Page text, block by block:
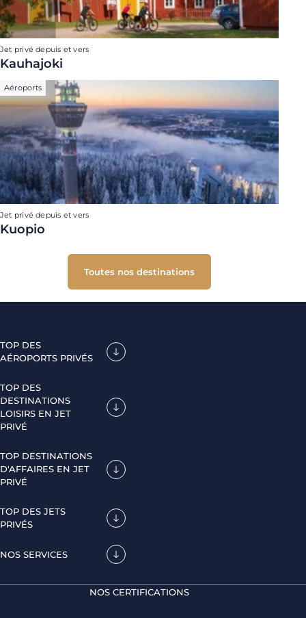
Jet privé depuis et vers
Kauhajoki
Aéroports
Jet privé depuis et vers
Kuopio
Toutes nos destinations
TOP DES
AÉROPORTS PRIVÉS
TOP DES
DESTINATIONS
LOISIRS EN JET
PRIVÉ
TOP DESTINATIONS
D'AFFAIRES EN JET
PRIVÉ
TOP DES JETS
PRIVÉS
NOS SERVICES
NOS CERTIFICATIONS